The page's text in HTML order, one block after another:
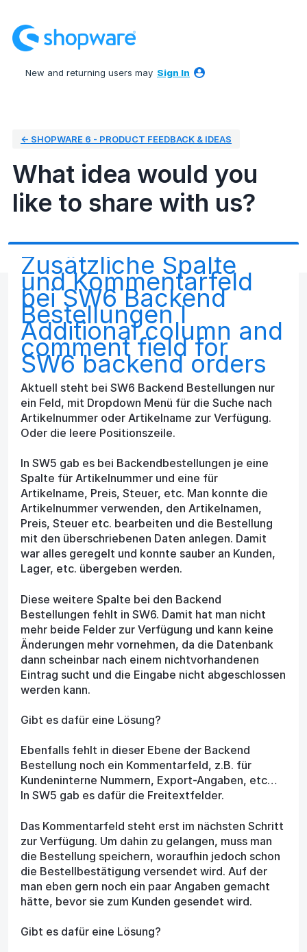
to
content
New and returning users may Sign In
← SHOPWARE 6 - PRODUCT FEEDBACK & IDEAS
What idea would you
like to share with us?
Zusätzliche Spalte
und Kommentarfeld
bei SW6 Backend
Bestellungen I
Additional column and
comment field for
SW6 backend orders
Aktuell steht bei SW6 Backend Bestellungen nur
ein Feld, mit Dropdown Menü für die Suche nach
Artikelnummer oder Artikelname zur Verfügung.
Oder die leere Positionszeile.
In SW5 gab es bei Backendbestellungen je eine
Spalte für Artikelnummer und eine für
Artikelname, Preis, Steuer, etc. Man konnte die
Artikelnummer verwenden, den Artikelnamen,
Preis, Steuer etc. bearbeiten und die Bestellung
mit den überschriebenen Daten anlegen. Damit
war alles geregelt und konnte sauber an Kunden,
Lager, etc. übergeben werden.
Diese weitere Spalte bei den Backend
Bestellungen fehlt in SW6. Damit hat man nicht
mehr beide Felder zur Verfügung und kann keine
Änderungen mehr vornehmen, da die Datenbank
dann scheinbar nach einem nichtvorhandenen
Eintrag sucht und die Eingabe nicht abgeschlossen
werden kann.
Gibt es dafür eine Lösung?
Ebenfalls fehlt in dieser Ebene der Backend
Bestellung noch ein Kommentarfeld, z.B. für
Kundeninterne Nummern, Export-Angaben, etc…
In SW5 gab es dafür die Freitextfelder.
Das Kommentarfeld steht erst im nächsten Schritt
zur Verfügung. Um dahin zu gelangen, muss man
die Bestellung speichern, woraufhin jedoch schon
die Bestellbestätigung versendet wird. Auf der
man eben gern noch ein paar Angaben gemacht
hätte, bevor sie zum Kunden gesendet wird.
Gibt es dafür eine Lösung?